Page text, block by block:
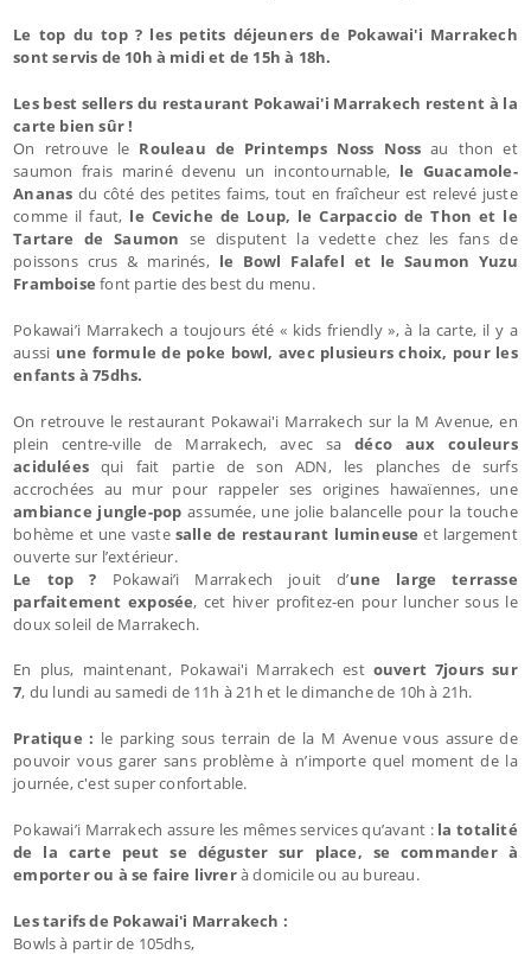
Le top du top ? les petits déjeuners de Pokawai'i Marrakech
sont servis de 10h à midi et de 15h à 18h.
Les best sellers du restaurant Pokawai'i Marrakech restent à la
carte bien sûr !
On retrouve le Rouleau de Printemps Noss Noss au thon et
saumon frais mariné devenu un incontournable, le Guacamole-
Ananas du côté des petites faims, tout en fraîcheur est relevé juste
comme il faut, le Ceviche de Loup, le Carpaccio de Thon et le
Tartare de Saumon se disputent la vedette chez les fans de
poissons crus & marinés, le Bowl Falafel et le Saumon Yuzu
Framboise font partie des best du menu.
Pokawai’i Marrakech a toujours été « kids friendly », à la carte, il y a
aussi une formule de poke bowl, avec plusieurs choix, pour les
enfants à 75dhs.
On retrouve le restaurant Pokawai'i Marrakech sur la M Avenue, en
plein centre-ville de Marrakech, avec sadéco aux couleurs
aciduléesqui fait partie de son ADN, les planches de surfs
accrochées au mur pour rappeler ses origines hawaïennes, une
ambiance jungle-popassumée, une jolie balancelle pour la touche
bohème et une vaste salle de restaurant lumineuse et largement
ouverte sur l’extérieur.
Le top ? Pokawai’i Marrakech jouit d’une large terrasse
parfaitement exposée, cet hiver profitez-en pour luncher sous le
doux soleil de Marrakech.
En plus, maintenant, Pokawai'i Marrakech est ouvert 7jours sur
7, du lundi au samedi de 11h à 21h et le dimanche de 10h à 21h.
Pratique : le parking sous terrain de la M Avenue vous assure de
pouvoir vous garer sans problème à n’importe quel moment de la
journée, c'est super confortable.
Pokawai’i Marrakech assure les mêmes services qu’avant : la totalité
de la carte peut se déguster sur place, se commander à
emporter ou à se faire livrerà domicile ou au bureau.
Les tarifs de Pokawai'i Marrakech :
Bowls à partir de 105dhs,